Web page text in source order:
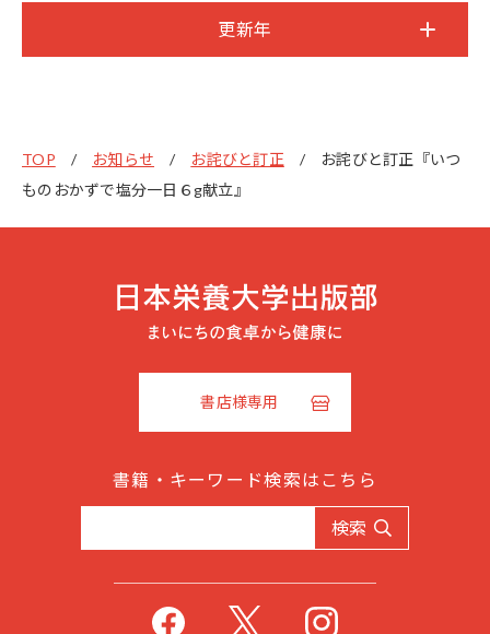
更新年
TOP お知らせ お詫びと訂正
お詫びと訂正『いつ
ものおかずで塩分一日６g献立』
書店様専用
書籍・キーワード検索はこちら
検索